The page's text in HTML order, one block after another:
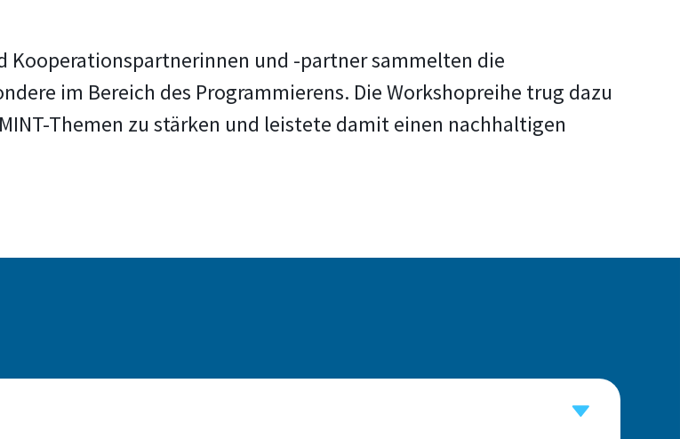
Kooperationspartnerinnen und -partner sammelten die
im Bereich des Programmierens. Die Workshopreihe trug dazu
Themen zu stärken und leistete damit einen nachhaltigen